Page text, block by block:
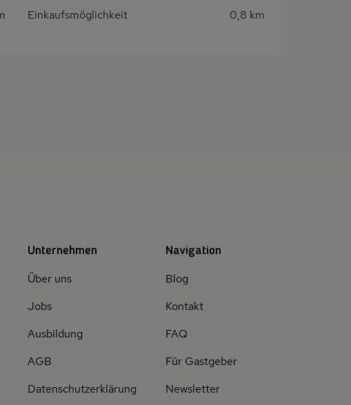
Einkaufsmöglichkeit 0,8 km
Unternehmen
Über uns
Jobs
Ausbildung
AGB
Datenschutzerklärung
Navigation
Blog
Kontakt
FAQ
Für Gastgeber
Newsletter